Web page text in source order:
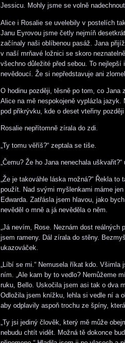
Jessicu. Mohly jsme se volně
Alice i Rosalie se uvelebily v postelích
Janu Eyrovou jsme četly nejmíň
začínaly naši oblíbenou pasáž. Jana
v naší mrňavé ložnici se skoro
všechno důležité před sebou. To
nevědoucí. Že si nepředstavuje ani
O hodinu později, těsně po tom, co Jana
Alice na mě nespokojeně vyplázla
pod přikrývku, kde o deset vteřiny
Rosalie nepřítomně zírala do zdi.
„Ty tomu věříš?“ zeptala se tiše.
„Čemu? Že ho Jana nenechala
„Že je takováhle láska možná?“ Řekla
použít. Nad svými myšlenkami máme
Edwarda. Zatřásla jsem hlavou, jako
nevěděl o mně a já nevěděla o něm.
„Já nevím, Rose. Neznám dost
jsem rameny. Dál zírala do stěny.
ukazováček.
„Líbí se mi.“ Nemusela říkat kdo.
ním. „Ale kam by to vedlo? Nemůžeme
ruku, Bello. Uskočila jsem asi tak o dva
Odložila jsem knížku, lehla si vedle ní a
aby odplavily aspoň trochu ze špíny,
„Ty jsi jediný člověk, který mě může
nebudu chtít vidět. Možná tě dokonce